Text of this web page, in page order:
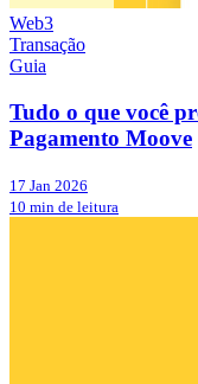
Web3
Transação
Guia
Tudo o que você
Pagamento Moove
17 Jan 2026
10 min de leitura